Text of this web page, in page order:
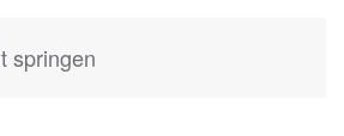
springen